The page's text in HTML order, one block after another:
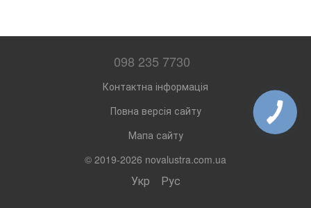
098 235 7730
Контактна інформація
Повна версія сайту
Мапа сайту
© 2019-2026 novalustra.com.ua
Укр Рус